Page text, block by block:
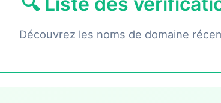
Découvrez les noms de domaine